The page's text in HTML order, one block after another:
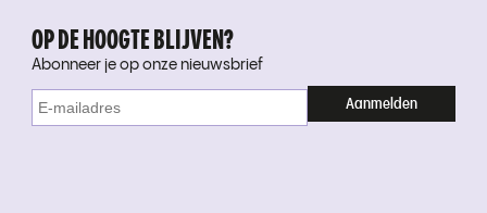
OP DE HOOGTE BLIJVEN?
Abonneer je op onze nieuwsbrief